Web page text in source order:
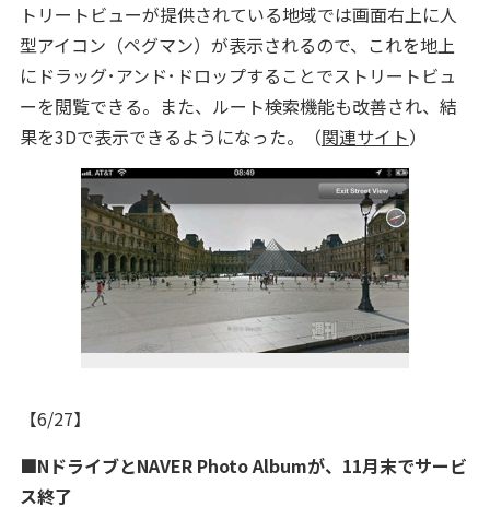
トリートビューが提供されている地域では画面右上に人
型アイコン（ペグマン）が表示されるので、これを地上
にドラッグ･アンド･ドロップすることでストリートビュ
ーを閲覧できる。また、ルート検索機能も改善され、結
果を3Dで表示できるようになった。（関連サイト）
【6/27】
■NドライブとNAVER Photo Albumが、11月末でサービ
ス終了